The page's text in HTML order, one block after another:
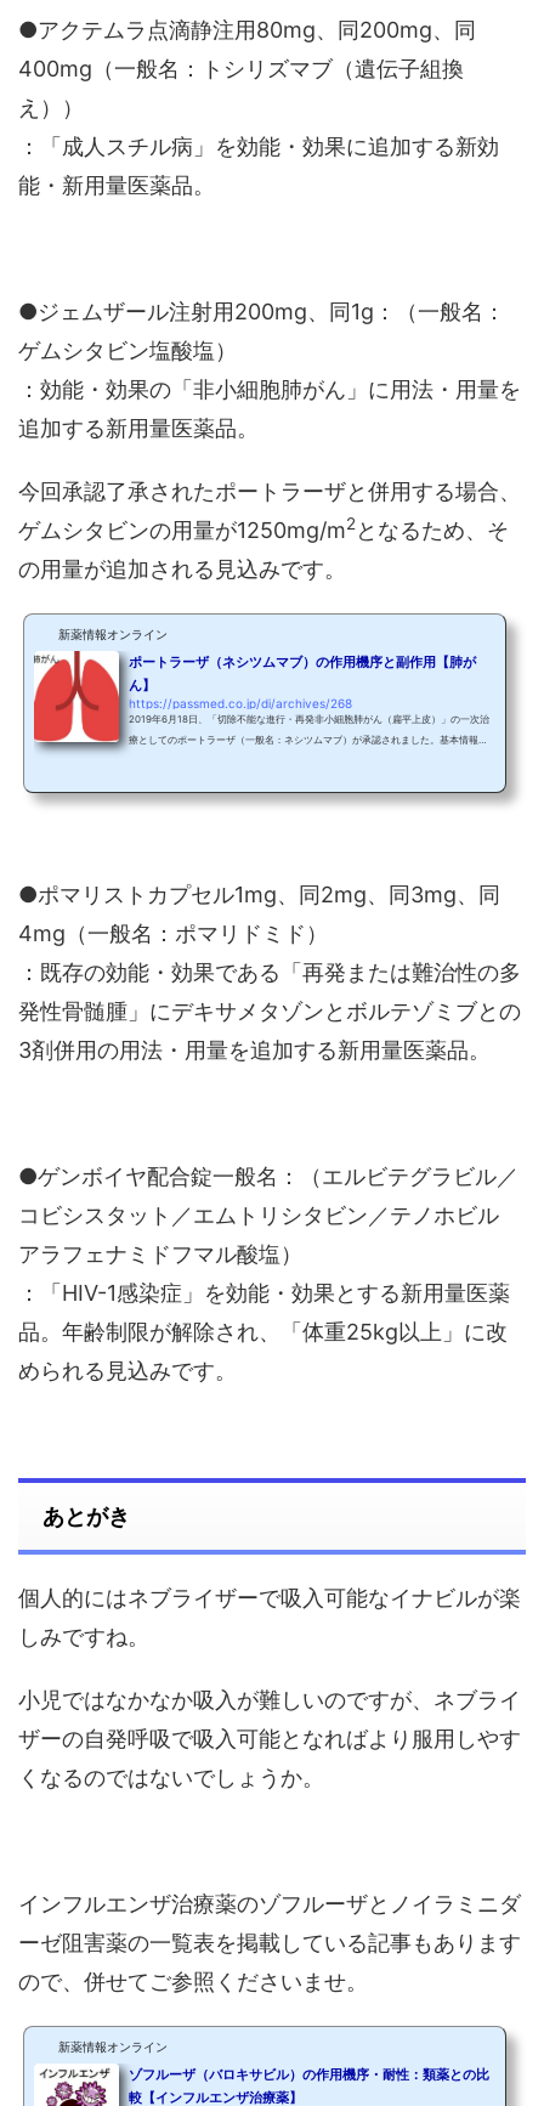
●アクテムラ点滴静注用80mg、同200mg、同
400mg（一般名：トシリズマブ（遺伝子組換
え））
：「成人スチル病」を効能・効果に追加する新効
能・新用量医薬品。
●ジェムザール注射用200mg、同1g：（一般名：
ゲムシタビン塩酸塩）
：効能・効果の「非小細胞肺がん」に用法・用量を
追加する新用量医薬品。
今回承認了承されたポートラーザと併用する場合、
ゲムシタビンの用量が1250mg/m2 となるため、そ
の用量が追加される見込みです。
新薬情報オンライン
ポートラーザ（ネシツムマブ）の作用機序と副作用【肺が
ん】
https://passmed.co.jp/di/archives/268
2019年6月18日、「切除不能な進行・再発非小細胞肺がん（扁平上皮）」の一次治
療としてのポートラーザ（一般名：ネシツムマブ）が承認されました。基本情報製
用法・用量記事内参照収載時の薬価238,706円（1日薬価：22,734円） ポートラー
●ポマリストカプセル1mg、同2mg、同3mg、同
4mg（一般名：ポマリドミド）
：既存の効能・効果である「再発または難治性の多
発性骨髄腫」にデキサメタゾンとボルテゾミブとの
3剤併用の用法・用量を追加する新用量医薬品。
●ゲンボイヤ配合錠一般名：（エルビテグラビル／
コビシスタット／エムトリシタビン／テノホビル
アラフェナミドフマル酸塩）
：「HIV-1感染症」を効能・効果とする新用量医薬
品。年齢制限が解除され、「体重25kg以上」に改
められる見込みです。
あとがき
個人的にはネブライザーで吸入可能なイナビルが楽
しみですね。
小児ではなかなか吸入が難しいのですが、ネブライ
ザーの自発呼吸で吸入可能となればより服用しやす
くなるのではないでしょうか。
インフルエンザ治療薬のゾフルーザとノイラミニダ
ーゼ阻害薬の一覧表を掲載している記事もあります
ので、併せてご参照くださいませ。
新薬情報オンライン
ゾフルーザ（バロキサビル）の作用機序・耐性：類薬との比
較【インフルエンザ治療薬】